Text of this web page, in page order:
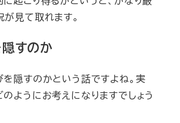
見て取れます。
すのか
を隠すのかという話ですよね。実
ようにお考えになりますでしょう